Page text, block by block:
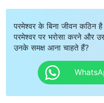
परमेश्वर के बिना जीवन कठिन
परमेश्वर पर भरोसा करने और
उनके समक्ष आना चाहते हैं?